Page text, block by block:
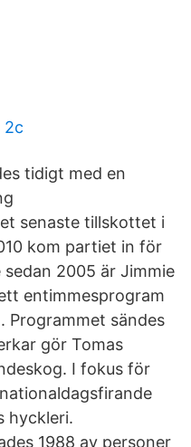
2c
tidigt med en
senaste tillskottet i
kom partiet in för
2005 är Jimmie
entimmesprogram
Programmet sändes
gör Tomas
I fokus för
hyckleri.
1988 av personer